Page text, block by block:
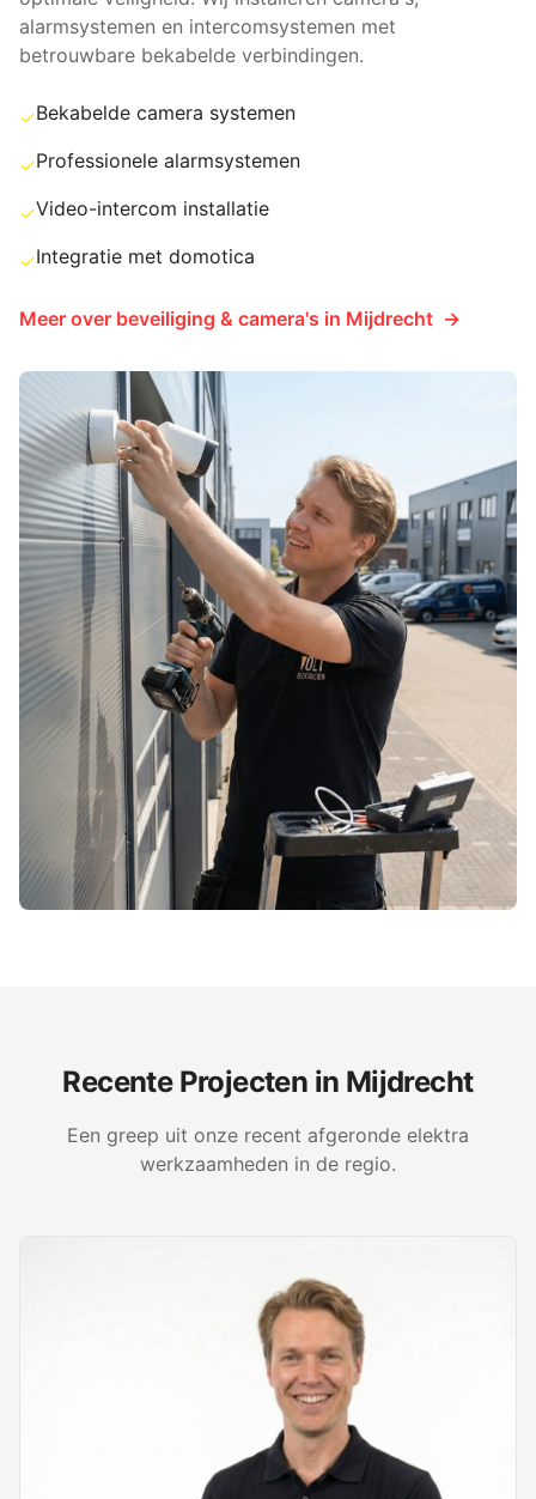
alarmsystemen en intercomsystemen met
betrouwbare bekabelde verbindingen.
✓Bekabelde camera systemen
✓Professionele alarmsystemen
✓Video-intercom installatie
✓Integratie met domotica
Meer over beveiliging & camera's in Mijdrecht →
Recente Projecten in Mijdrecht
Een greep uit onze recent afgeronde elektra
werkzaamheden in de regio.